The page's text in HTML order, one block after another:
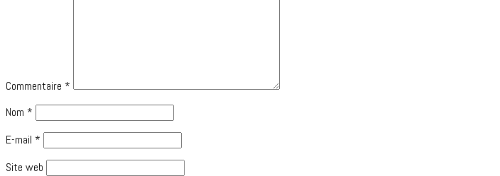
Commentaire *
Nom *
E-mail *
Site web